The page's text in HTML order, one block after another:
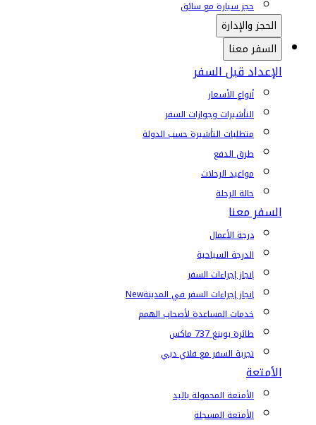
حجز سيارة مع سائق
الحجز والإدارة
السفر معنا
الإعداد قبل السفر
أنواع الأسعار
التأشيرات وجوازات السفر
متطلبات التأشيرة حسب الدولة
طرق الدفع
مواعيد الرحلات
حالة الرحلة
السفر معنا
درجة الأعمال
الدرجة السياحية
إنجاز إجراءات السفر
إنجاز إجراءات السفر في المدينةNew
خدمات المساعدة لأصحاب الهمم
طائرة بوينغ 737 ماكس
تجربة السفر مع فلاي دبي
الأمتعة
الأمتعة المحمولة باليد
الأمتعة المسجلة